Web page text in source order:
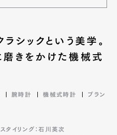
シックという美学。
きをかけた機械式
腕時計 機械式時計
ブラン
スタイリング：石川英次